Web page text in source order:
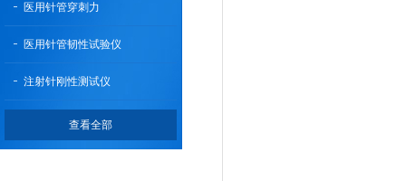
医用针管穿刺力
医用针管韧性试验仪
注射针刚性测试仪
查看全部